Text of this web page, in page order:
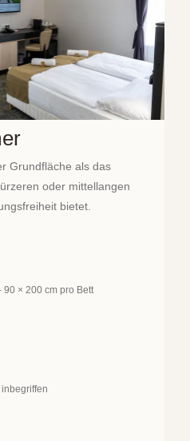
Grundfläche als das
oder mittellangen
bietet.
90 × 200 cm pro Bett